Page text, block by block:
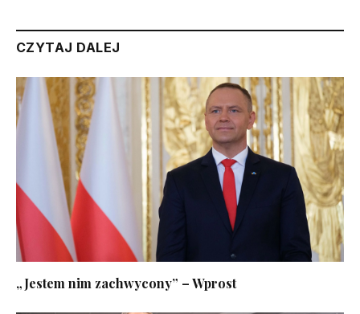
CZYTAJ DALEJ
„Jestem nim zachwycony” – Wprost